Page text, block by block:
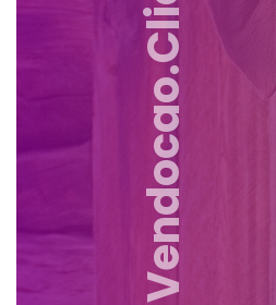
Vendocao.click